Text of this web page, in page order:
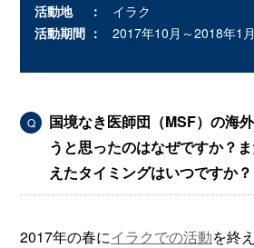
活動地
イラク
活動期間
2017年10月～2018年1月
Q
国境なき医師団（MSF）の海
うと思ったのはなぜですか？
えたタイミングはいつですか？
2017年の春にイラクでの活動を終